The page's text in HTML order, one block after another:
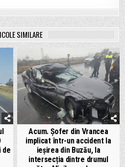
SIMILARE
de
Acum. Șofer din Vrancea
implicat într-un accident la
ieșirea din Buzău, la
intersecția dintre drumul